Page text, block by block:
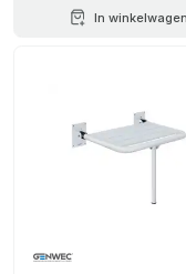
In winkelwagen